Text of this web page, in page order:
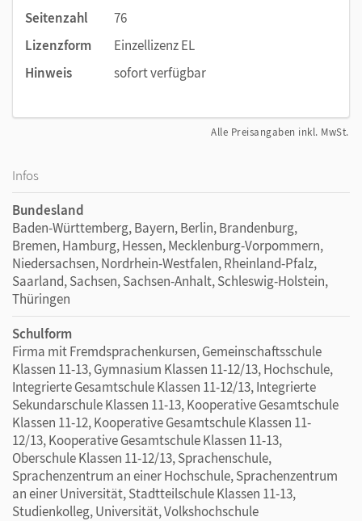
Seitenzahl
76
Lizenzform
Einzellizenz EL
Hinweis
sofort verfügbar
Alle Preisangaben inkl. MwSt.
Infos
Bundesland
Baden-Württemberg, Bayern, Berlin, Brandenburg,
Bremen, Hamburg, Hessen, Mecklenburg-Vorpommern,
Niedersachsen, Nordrhein-Westfalen, Rheinland-Pfalz,
Saarland, Sachsen, Sachsen-Anhalt, Schleswig-Holstein,
Thüringen
Schulform
Firma mit Fremdsprachenkursen, Gemeinschaftsschule
Klassen 11-13, Gymnasium Klassen 11-12/13, Hochschule,
Integrierte Gesamtschule Klassen 11-12/13, Integrierte
Sekundarschule Klassen 11-13, Kooperative Gesamtschule
Klassen 11-12, Kooperative Gesamtschule Klassen 11-
12/13, Kooperative Gesamtschule Klassen 11-13,
Oberschule Klassen 11-12/13, Sprachenschule,
Sprachenzentrum an einer Hochschule, Sprachenzentrum
an einer Universität, Stadtteilschule Klassen 11-13,
Studienkolleg, Universität, Volkshochschule